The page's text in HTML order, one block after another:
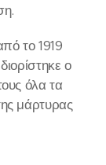
το 1919
ο
όλα τα
μάρτυρας